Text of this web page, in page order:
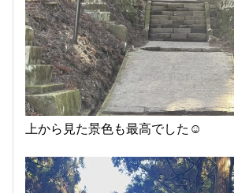
上から見た景色も最高でした☺️